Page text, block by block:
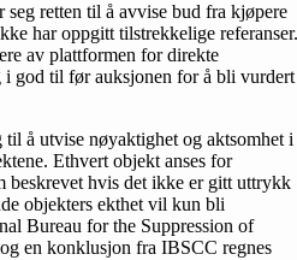
seg retten til å avvise bud fra kjøpere
har oppgitt tilstrekkelige referanser.
av plattformen for direkte
i god til før auksjonen for å bli vurdert
å utvise nøyaktighet og aktsomhet i
Ethvert objekt anses for
beskrevet hvis det ikke er gitt uttrykk
objekters ekthet vil kun bli
Bureau for the Suppression of
en konklusjon fra IBSCC regnes